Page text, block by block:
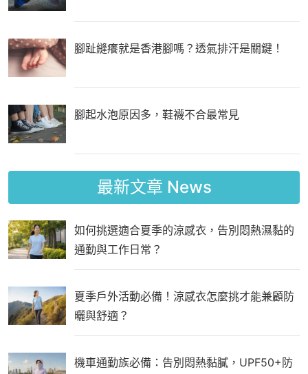
腳趾縫癢就是香港腳嗎？透氣排汗是關鍵！
腳起水泡原因多，鞋襪不合最常見
最新文章 News
如何挑選適合夏季的涼感衣，告別悶熱濕黏的
通勤與工作日常？
夏季戶外活動必備！涼感衣怎麼挑才能兼顧防
曬與舒適？
機車通勤族必備：告別悶熱黏膩，UPF50+防